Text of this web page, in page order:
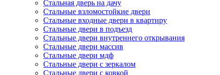
Стальная дверь на дачу
Стальные взломостойкие двери
Стальные входные двери в квартиру
Стальные двери в подъезд
Стальные двери внутреннего открывания
Стальные двери массив
Стальные двери мдф
Стальные двери с зеркалом
Стальные двери с ковкой